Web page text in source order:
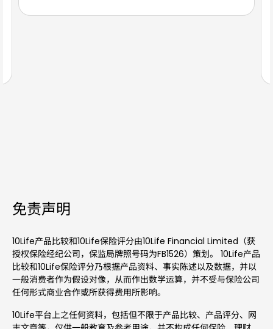
免责声明
10Life产品比较和10Life保险评分由10Life Financial Limited（获
授权保险经纪公司，保监局牌照号码为FB1526）策划。 10Life产品
比较和10Life保险评分乃根据产品资料、事实陈述以及数据，并以
一般消费者作为假设对像，从而作出数学运算，并不受与保险公司
任何形式商业合作或所获得费用所影响。
10Life平台上之任何资料，包括但不限于产品比较、产品评分、网